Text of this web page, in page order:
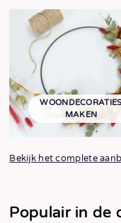
WOONDECORATIES
MAKEN
Bekijk het complete
Populair in de